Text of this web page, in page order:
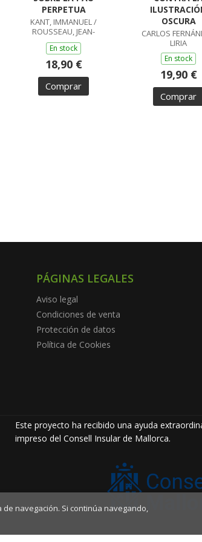
PERPETUA
KANT, IMMANUEL /
ROUSSEAU, JEAN-
JACQUES
En stock
18,90 €
Comprar
OSCURA
CARLOS
LIRIA
En stock
19,90 €
Comprar
PÁGINAS LEGALES
Aviso legal
Condiciones de venta
Protección de datos
Política de Cookies
Este proyecto ha recibido una ayuda
impreso del Consell Insular de Mallorca.
Derechos Reservados |Grupo Trevenque
navegación. Si continúa navegando,